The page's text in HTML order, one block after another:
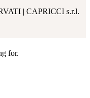
| CAPRICCI s.r.l.
for.